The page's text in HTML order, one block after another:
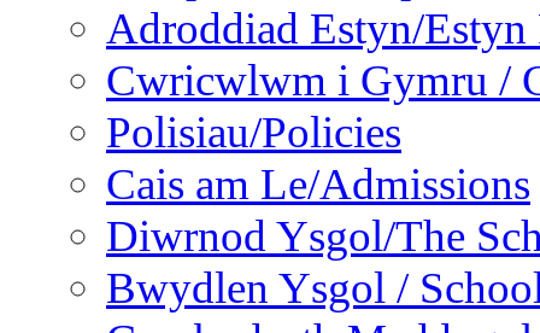
Adroddiad Estyn/Estyn
Cwricwlwm i Gymru /
Polisiau/Policies
Cais am Le/Admissions
Diwrnod Ysgol/The
Bwydlen Ysgol /